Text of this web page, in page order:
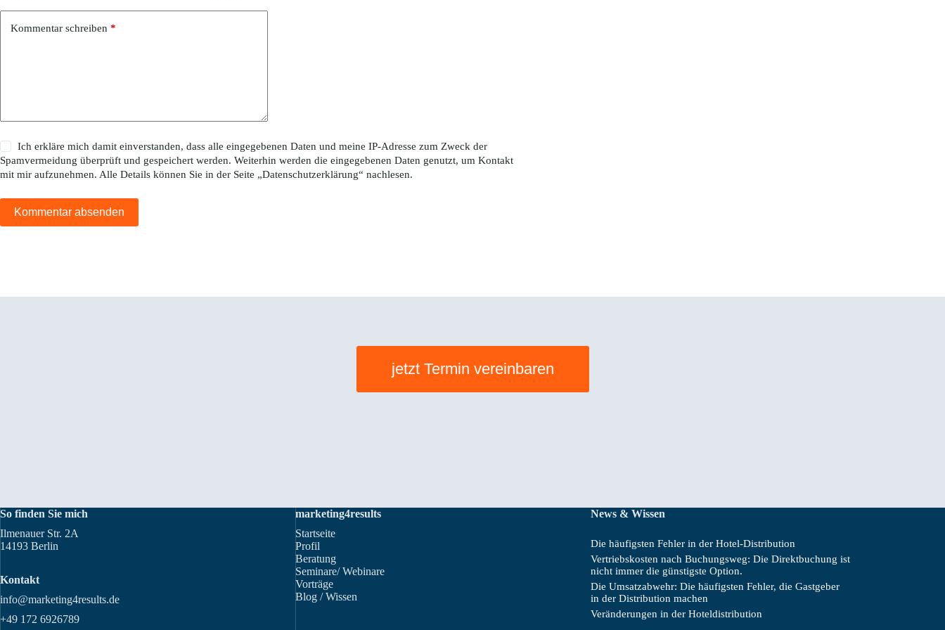
Kommentar schreiben *
Ich erkläre mich damit einverstanden, dass alle eingegebenen Daten und meine IP-Adresse zum Zweck der
Spamvermeidung überprüft und gespeichert werden. Weiterhin werden die eingegebenen Daten genutzt, um Kontakt
mit mir aufzunehmen. Alle Details können Sie in der Seite „Datenschutzerklärung“ nachlesen.
Kommentar absenden
jetzt Termin vereinbaren
So finden Sie mich
Ilmenauer Str. 2A
14193 Berlin
Kontakt
info@marketing4results.de
+49 172 6926789
marketing4results
Startseite
Profil
Beratung
Seminare/ Webinare
Vorträge
Blog / Wissen
News & Wissen
Die häufigsten Fehler in der Hotel-Distribution
Vertriebskosten nach Buchungsweg: Die Direktbuchung ist
nicht immer die günstigste Option.
Die Umsatzabwehr: Die häufigsten Fehler, die Gastgeber
in der Distribution machen
Veränderungen in der Hoteldistribution